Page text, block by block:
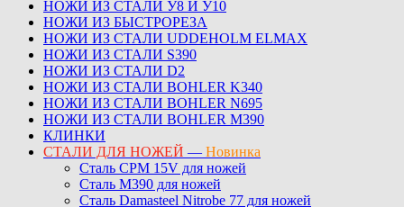
НОЖИ ИЗ СТАЛИ У8 И У10
НОЖИ ИЗ БЫСТРОРЕЗА
НОЖИ ИЗ СТАЛИ UDDEHOLM ELMAX
НОЖИ ИЗ СТАЛИ S390
НОЖИ ИЗ СТАЛИ D2
НОЖИ ИЗ СТАЛИ BOHLER K340
НОЖИ ИЗ СТАЛИ BOHLER N695
НОЖИ ИЗ СТАЛИ BOHLER M390
КЛИНКИ
СТАЛИ ДЛЯ НОЖЕЙ — Новинка
Сталь CPM 15V для ножей
Сталь M390 для ножей
Сталь Damasteel Nitrobe 77 для ножей